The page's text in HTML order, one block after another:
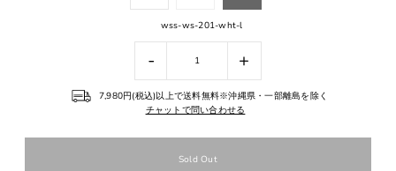
wss-ws-201-wht-l
- +
7,980円(税込)以上で送料無料※沖縄県・一部離島を除く
チャットで問い合わせる